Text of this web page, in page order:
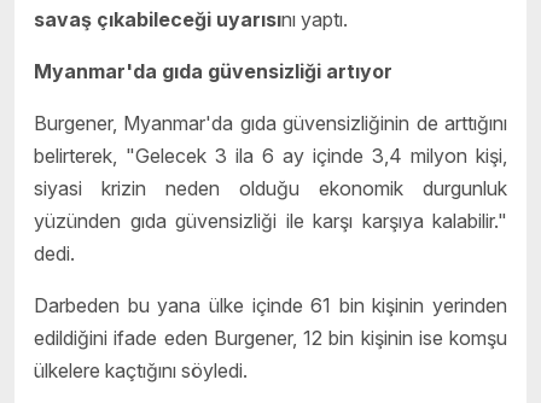
savaş çıkabileceği uyarısını yaptı.
Myanmar'da gıda güvensizliği artıyor
Burgener, Myanmar'da gıda güvensizliğinin de arttığını
belirterek, "Gelecek 3 ila 6 ay içinde 3,4 milyon kişi,
siyasi krizin neden olduğu ekonomik durgunluk
yüzünden gıda güvensizliği ile karşı karşıya kalabilir."
dedi.
Darbeden bu yana ülke içinde 61 bin kişinin yerinden
edildiğini ifade eden Burgener, 12 bin kişinin ise komşu
ülkelere kaçtığını söyledi.